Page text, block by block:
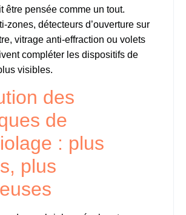
être pensée comme un tout.
zones, détecteurs d’ouverture sur
vitrage anti-effraction ou volets
compléter les dispositifs de
visibles.
des
de
: plus
plus